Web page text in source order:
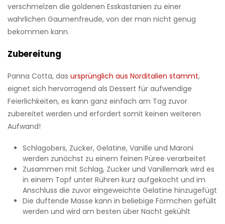
verschmelzen die goldenen Esskastanien zu einer
wahrlichen Gaumenfreude, von der man nicht genug
bekommen kann.
Zubereitung
Panna Cotta, das ursprünglich aus Norditalien stammt,
eignet sich hervorragend als Dessert für aufwendige
Feierlichkeiten, es kann ganz einfach am Tag zuvor
zubereitet werden und erfordert somit keinen weiteren
Aufwand!
Schlagobers, Zucker, Gelatine, Vanille und Maroni
werden zunächst zu einem feinen Püree verarbeitet
Zusammen mit Schlag, Zucker und Vanillemark wird es
in einem Topf unter Rühren kurz aufgekocht und im
Anschluss die zuvor eingeweichte Gelatine hinzugefügt
Die duftende Masse kann in beliebige Förmchen gefüllt
werden und wird am besten über Nacht gekühlt